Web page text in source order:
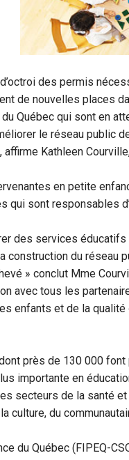
des permis
de nouvelles places
Québec qui sont en
le réseau public
Kathleen
en petite
sont responsables
des services éducatifs
construction du réseau
» conclut Mme
avec tous les
enfants et de la
près de 130 000
importante en
secteurs de la santé
culture, du
du Québec (FIPEQ-